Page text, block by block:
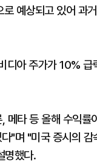
예상되고 있어 과
아 주가가 10% 급
메타 등 올해 수익
"며 "미국 증시의
명했다.